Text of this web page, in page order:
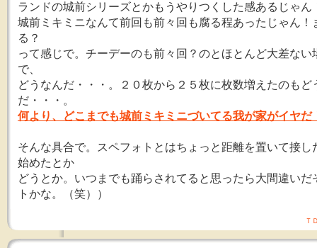
ランドの城前シリーズとかもうやりつくした感あるじゃん
城前ミキミニなんて前回も前々回も腐る程あったじゃん！
る？
って感じで。チーデーのも前々回？のとほとんど大差ない
で、
どうなんだ・・・。２０枚から２５枚に枚数増えたのもど
だ・・・。
何より、どこまでも城前ミキミニづいてる我が家がイヤだ
そんな具合で。スペフォトとはちょっと距離を置いて接し
始めたとか
どうとか。いつまでも踊らされてると思ったら大間違いだ
トかな。（笑））
Ｔ